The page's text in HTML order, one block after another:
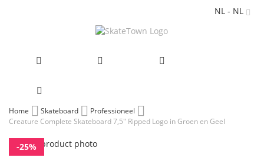
NL - NL
Ga
naar
inhoud
Home Skateboard
Professioneel
Creature Complete Skateboard 7,5" Ripped Logo in Groen en Geel
naar
Ga
-25%